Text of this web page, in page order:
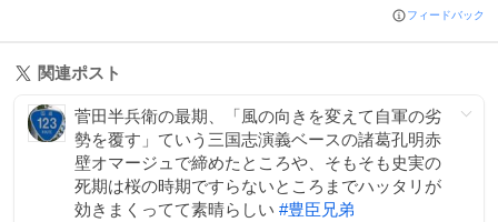
フィードバック
関連ポスト
菅田半兵衛の最期、「風の向きを変えて自軍の劣
勢を覆す」ていう三国志演義ベースの諸葛孔明赤
壁オマージュで締めたところや、そもそも史実の
死期は桜の時期ですらないところまでハッタリが
効きまくってて素晴らしい #豊臣兄弟